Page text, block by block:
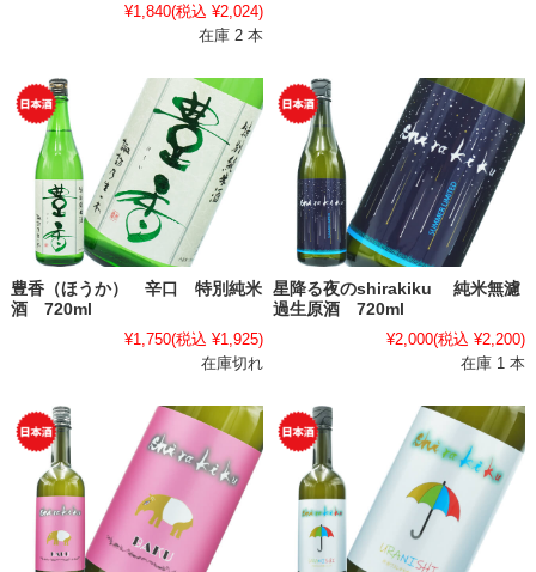
¥1,840(税込 ¥2,024)
在庫 2 本
豊香（ほうか） 辛口 特別純米
酒 720ml
¥1,750(税込 ¥1,925)
在庫切れ
星降る夜のshirakiku 純米無濾
過生原酒 720ml
¥2,000(税込 ¥2,200)
在庫 1 本